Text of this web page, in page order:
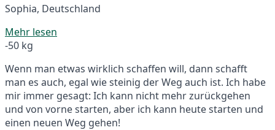
Sophia, Deutschland
Mehr lesen
-50 kg
Wenn man etwas wirklich schaffen will, dann schafft
man es auch, egal wie steinig der Weg auch ist. Ich habe
mir immer gesagt: Ich kann nicht mehr zurückgehen
und von vorne starten, aber ich kann heute starten und
einen neuen Weg gehen!